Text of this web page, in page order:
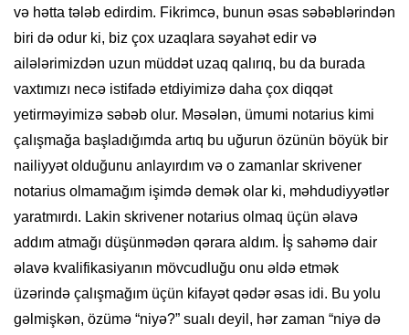
və hətta tələb edirdim. Fikrimcə, bunun əsas səbəblərindən
biri də odur ki, biz çox uzaqlara səyahət edir və
ailələrimizdən uzun müddət uzaq qalırıq, bu da burada
vaxtımızı necə istifadə etdiyimizə daha çox diqqət
yetirməyimizə səbəb olur. Məsələn, ümumi notarius kimi
çalışmağa başladığımda artıq bu uğurun özünün böyük bir
nailiyyət olduğunu anlayırdım və o zamanlar skrivener
notarius olmamağım işimdə demək olar ki, məhdudiyyətlər
yaratmırdı. Lakin skrivener notarius olmaq üçün əlavə
addım atmağı düşünmədən qərara aldım. İş sahəmə dair
əlavə kvalifikasiyanın mövcudluğu onu əldə etmək
üzərində çalışmağım üçün kifayət qədər əsas idi. Bu yolu
gəlmişkən, özümə “niyə?” sualı deyil, hər zaman “niyə də